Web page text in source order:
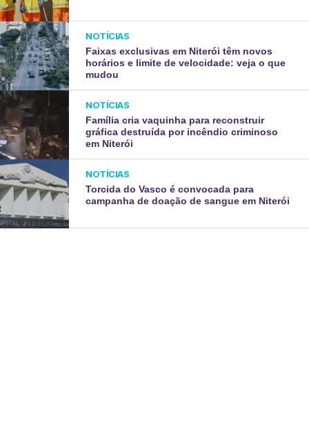
NOTÍCIAS
Faixas exclusivas em Niterói têm novos
horários e limite de velocidade: veja o que
mudou
NOTÍCIAS
Família cria vaquinha para reconstruir
gráfica destruída por incêndio criminoso
em Niterói
NOTÍCIAS
Torcida do Vasco é convocada para
campanha de doação de sangue em Niterói